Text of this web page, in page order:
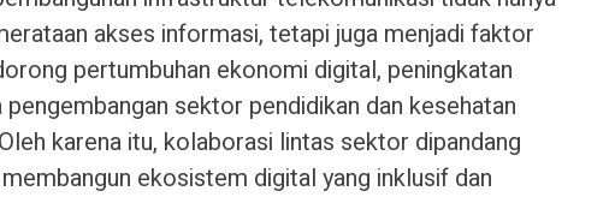
akses informasi, tetapi juga menjadi faktor
pertumbuhan ekonomi digital, peningkatan
pengembangan sektor pendidikan dan kesehatan
karena itu, kolaborasi lintas sektor dipandang
ekosistem digital yang inklusif dan